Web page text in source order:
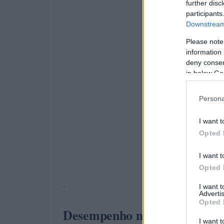
further
Please
information
deny
in below
I want
Opted
I want
Opted
I want
Opted
I want
.
Desempenho no setor de varejo